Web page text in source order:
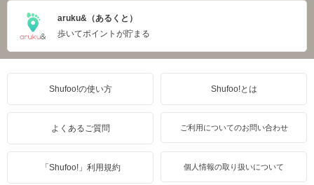
aruku&（あるくと）
歩いてポイントが貯まる
Shufoo!の使い方 Shufoo!とは
よくあるご質問 ご利用についてのお問い合わせ
「Shufoo!」利用規約 個人情報の取り扱いについて